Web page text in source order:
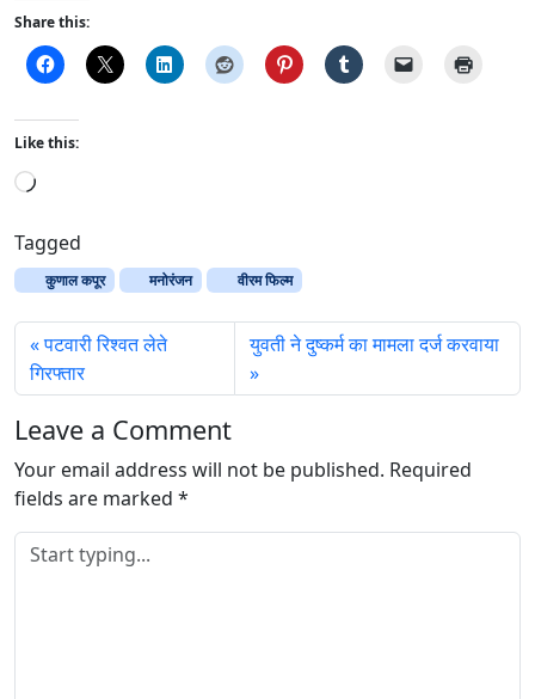
Share this:
Like this:
L
a
d
i
n
g
…
Tagged
कुणाल कपूर मनोरंजन वीरम फिल्म
पटवारी रिश्वत लेते
गिरफ्तार
युवती ने दुष्कर्म का मामला दर्ज करवाया
Leave a Comment
Your email address will not be published. Required
fields are marked *